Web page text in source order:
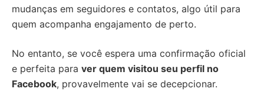
mudanças em seguidores e contatos, algo útil para
quem acompanha engajamento de perto.
No entanto, se você espera uma confirmação oficial
e perfeita para ver quem visitou seu perfil no
Facebook, provavelmente vai se decepcionar.